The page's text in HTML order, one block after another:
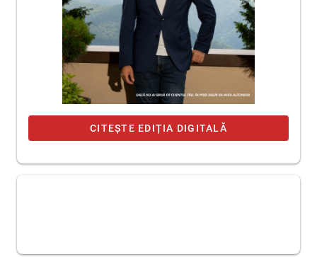
CITEȘTE EDIȚIA DIGITALĂ